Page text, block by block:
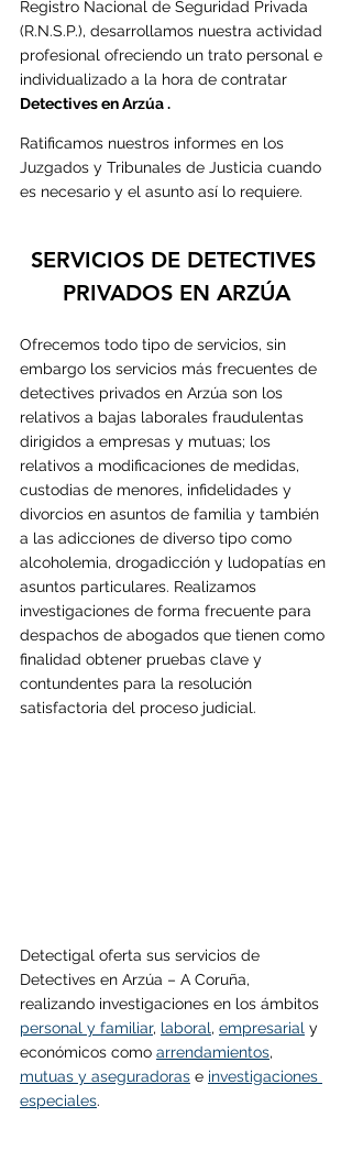
Registro Nacional de Seguridad Privada
(R.N.S.P.), desarrollamos nuestra actividad
profesional ofreciendo un trato personal e
individualizado a la hora de contratar
Detectives en Arzúa .
Ratificamos nuestros informes en los
Juzgados y Tribunales de Justicia cuando
es necesario y el asunto así lo requiere.
SERVICIOS DE DETECTIVES
PRIVADOS EN ARZÚA
Ofrecemos todo tipo de servicios, sin
embargo los servicios más frecuentes de
detectives privados en Arzúa son los
relativos a bajas laborales fraudulentas
dirigidos a empresas y mutuas; los
relativos a modificaciones de medidas,
custodias de menores, infidelidades y
divorcios en asuntos de familia y también
a las adicciones de diverso tipo como
alcoholemia, drogadicción y ludopatías en
asuntos particulares. Realizamos
investigaciones de forma frecuente para
despachos de abogados que tienen como
finalidad obtener pruebas clave y
contundentes para la resolución
satisfactoria del proceso judicial.
Detectigal oferta sus servicios de
Detectives en Arzúa – A Coruña,
realizando investigaciones en los ámbitos
personal y familiar, laboral, empresarial y
económicos como arrendamientos,
mutuas y aseguradoras e investigaciones
especiales.